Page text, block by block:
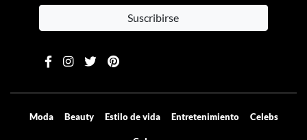
Suscribirse
Moda Beauty Estilo de vida Entretenimiento Celebs